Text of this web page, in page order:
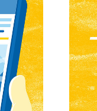
自由時報
智表
及避